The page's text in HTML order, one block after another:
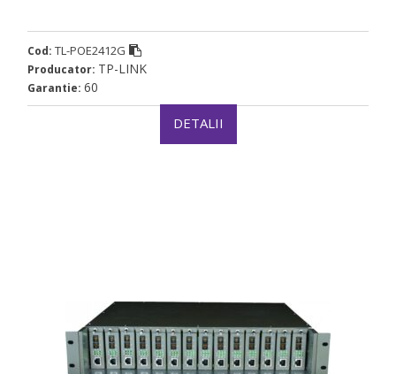
Cod: TL-POE2412G
Producator: TP-LINK
Garantie: 60
DETALII